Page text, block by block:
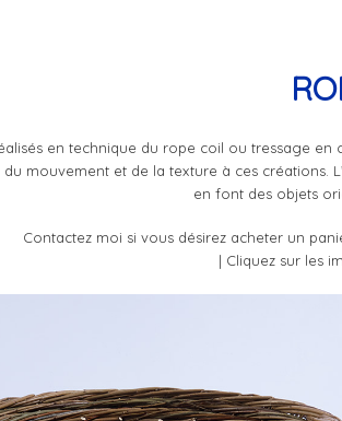
en technique du rope coil ou tressage en
mouvement et de la texture à ces créations.
en font des objets
Contactez moi si vous désirez acheter un
| Cliquez sur les